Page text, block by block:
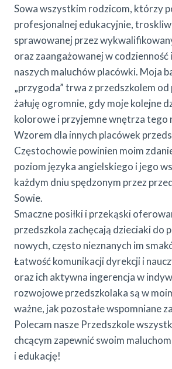
Sowa wszystkim rodzicom, którzy
profesjonalnej edukacyjnie,
sprawowanej przez
oraz zaangażowanej w codzienność
naszych maluchów placówki. Moja
„przygoda” trwa z przedszkolem od
żałuję ogromnie, gdy moje kolejne
kolorowe i przyjemne wnętrza tego
Wzorem dla innych placówek
Częstochowie powinien moim
poziom języka angielskiego i jego
każdym dniu spędzonym przez
Sowie.
Smaczne posiłki i przekąski
przedszkola zachęcają dzieciaki do
nowych, często nieznanych im
Łatwość komunikacji dyrekcji i
oraz ich aktywna ingerencja w
rozwojowe przedszkolaka są w
ważne, jak pozostałe wspomniane
Polecam nasze Przedszkole
chcącym zapewnić swoim
i edukację!